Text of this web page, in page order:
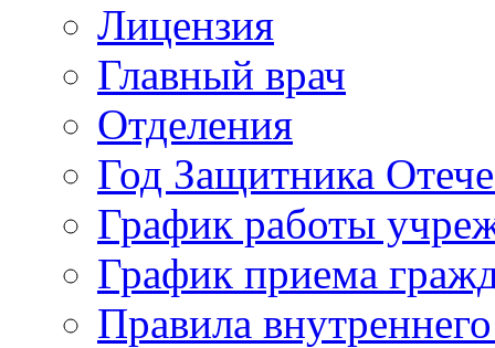
Лицензия
Главный врач
Отделения
Год Защитника
График работы
График приема
Правила